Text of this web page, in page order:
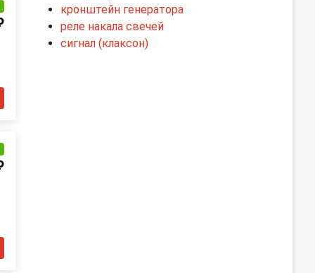
кронштейн генератора
реле накала свечей
сигнал (клаксон)